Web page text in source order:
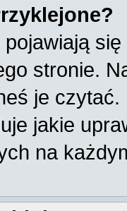
stronie.
je czytać.
jakie
na